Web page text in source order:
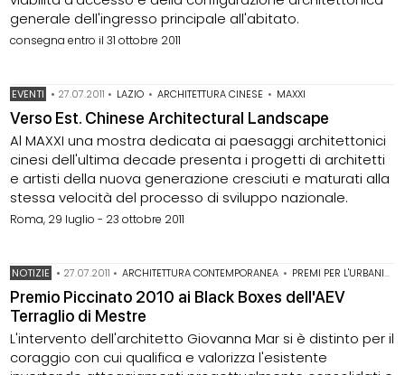
generale dell'ingresso principale all'abitato.
consegna entro il 31 ottobre 2011
EVENTI • 27.07.2011 • LAZIO • ARCHITETTURA CINESE • MAXXI
Verso Est. Chinese Architectural Landscape
Al MAXXI una mostra dedicata ai paesaggi architettonici
cinesi dell'ultima decade presenta i progetti di architetti
e artisti della nuova generazione cresciuti e maturati alla
stessa velocità del processo di sviluppo nazionale.
Roma, 29 luglio - 23 ottobre 2011
NOTIZIE • 27.07.2011 • ARCHITETTURA CONTEMPORANEA • PREMI PER L'URBANISTICA
Premio Piccinato 2010 ai Black Boxes dell'AEV
Terraglio di Mestre
L'intervento dell'architetto Giovanna Mar si è distinto per il
coraggio con cui qualifica e valorizza l'esistente